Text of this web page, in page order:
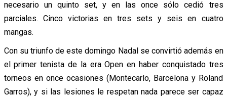
necesario un quinto set, y en las once sólo cedió tres
parciales. Cinco victorias en tres sets y seis en cuatro
mangas.
Con su triunfo de este domingo Nadal se convirtió además en
el primer tenista de la era Open en haber conquistado tres
torneos en once ocasiones (Montecarlo, Barcelona y Roland
Garros), y si las lesiones le respetan nada parece ser capaz